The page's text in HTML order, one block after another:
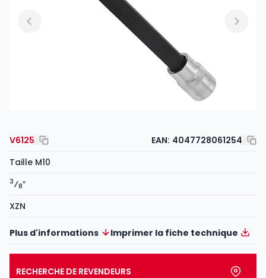
V6125 EAN: 4047728061254
Taille M10
3⁄8″
XZN
Plus d'informations Imprimer la fiche technique
RECHERCHE DE REVENDEURS